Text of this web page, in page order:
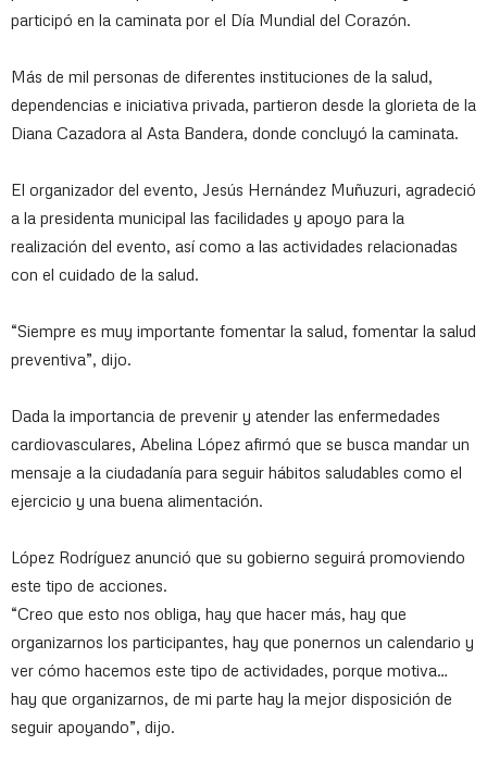
participó en la caminata por el Día Mundial del Corazón.
Más de mil personas de diferentes instituciones de la salud,
dependencias e iniciativa privada, partieron desde la glorieta de la
Diana Cazadora al Asta Bandera, donde concluyó la caminata.
El organizador del evento, Jesús Hernández Muñuzuri, agradeció
a la presidenta municipal las facilidades y apoyo para la
realización del evento, así como a las actividades relacionadas
con el cuidado de la salud.
“Siempre es muy importante fomentar la salud, fomentar la salud
preventiva”, dijo.
Dada la importancia de prevenir y atender las enfermedades
cardiovasculares, Abelina López afirmó que se busca mandar un
mensaje a la ciudadanía para seguir hábitos saludables como el
ejercicio y una buena alimentación.
López Rodríguez anunció que su gobierno seguirá promoviendo
este tipo de acciones.
“Creo que esto nos obliga, hay que hacer más, hay que
organizarnos los participantes, hay que ponernos un calendario y
ver cómo hacemos este tipo de actividades, porque motiva…
hay que organizarnos, de mi parte hay la mejor disposición de
seguir apoyando”, dijo.